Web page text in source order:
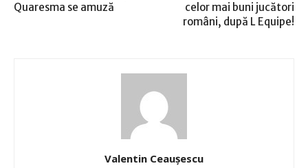
Quaresma se amuză
celor mai buni jucători
români, după L Equipe!
Valentin Ceauşescu